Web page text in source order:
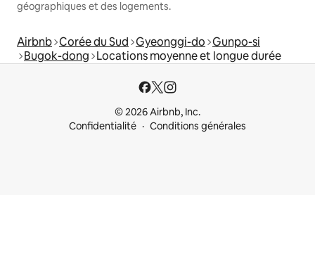
géographiques et des logements.
Airbnb Corée du Sud Gyeonggi-do Gunpo-si
Bugok-dong Locations moyenne et longue durée
© 2026 Airbnb, Inc.
Confidentialité
Conditions générales